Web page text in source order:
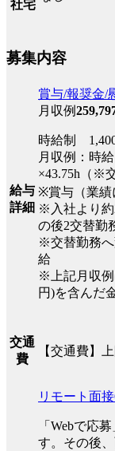
社宅
募集内容
給与
詳細
賞与/報奨金/
月収例
時給制
月収例：時
×43.75h（※
※賞与（業績
※入社より約
の後2交替勤
※交替勤務へ
給
※上記月収例
円)を含んだ
交通
費
【交通費】
リモート面
「Webで応
す。その後